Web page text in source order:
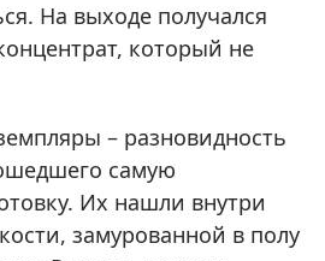
На выходе получался
который не
– разновидность
самую
Их нашли внутри
замурованной в полу